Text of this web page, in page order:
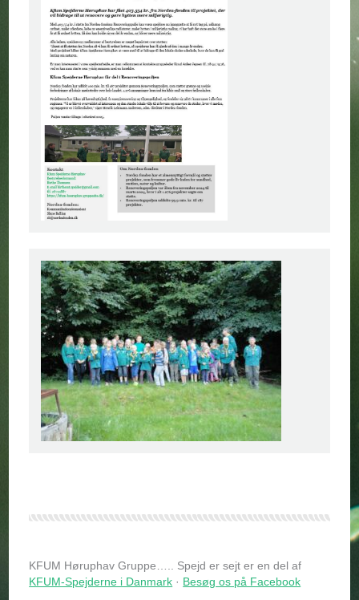
KFUM Høruphav Gruppe….. Spejd er sejt er en del af
KFUM-Spejderne i Danmark · Besøg os på Facebook